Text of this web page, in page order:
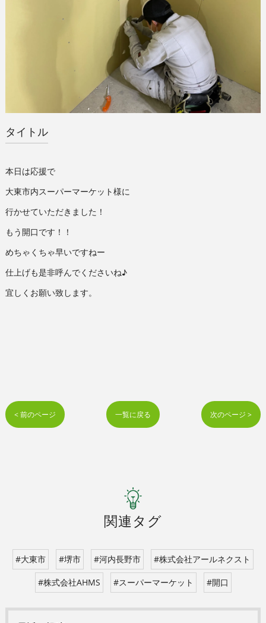
タイトル
本日は応援で
大東市内スーパーマーケット様に
行かせていただきました！
もう開口です！！
めちゃくちゃ早いですねー
仕上げも是非呼んでくださいね♪
宜しくお願い致します。
< 前のページ 一覧に戻る 次のページ >
関連タグ
#大東市 #堺市 #河内長野市 #株式会社アールネクスト
#株式会社AHMS #スーパーマーケット #開口